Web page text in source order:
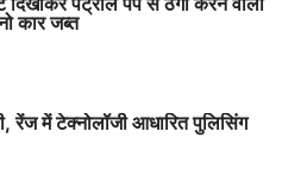
कार जब्त
रेंज में टेक्नोलॉजी आधारित पुलिसिंग